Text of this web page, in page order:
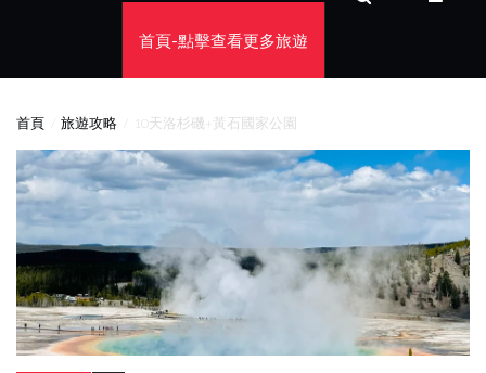
海
島
遊
東
南
亞
日
首頁-點擊查看更多旅遊
首頁 旅遊攻略 10天洛杉磯+黃石國家公園